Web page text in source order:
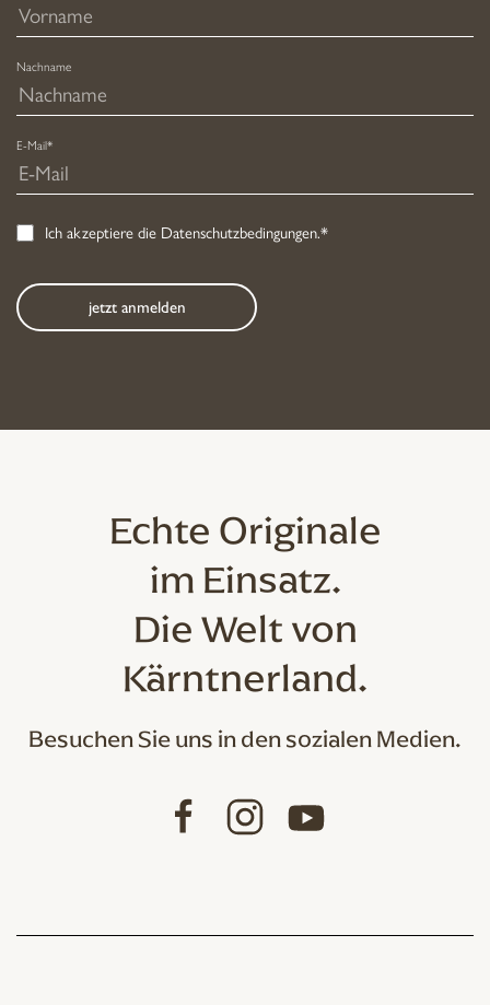
Nachname
E-Mail*
Ich akzeptiere die Datenschutzbedingungen.*
Echte Originale
im Einsatz.
Die Welt von
Kärntnerland.
Besuchen Sie uns in den sozialen Medien.